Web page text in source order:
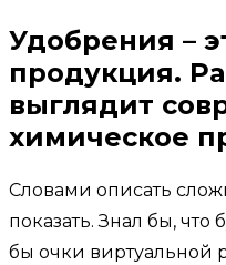
Удобрения –
продукция.
выглядит
химическое
Словами описать
показать. Знал бы, что
бы очки виртуальной